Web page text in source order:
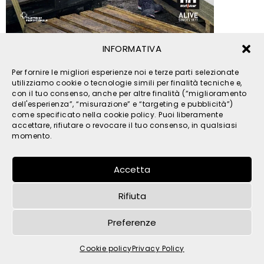
INFORMATIVA
Per fornire le migliori esperienze noi e terze parti selezionate
utilizziamo cookie o tecnologie simili per finalità tecniche e,
con il tuo consenso, anche per altre finalità (“miglioramento
dell'esperienza”, “misurazione” e “targeting e pubblicità”)
come specificato nella cookie policy. Puoi liberamente
accettare, rifiutare o revocare il tuo consenso, in qualsiasi
momento.
Accetta
Rifiuta
Preferenze
Cookie policyPrivacy Policy
IT05121480262 -privacy-cookies - by